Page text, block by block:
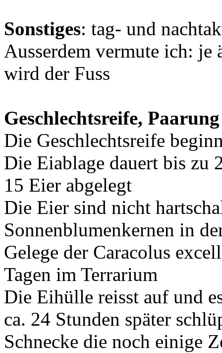
Sonstiges: tag- und
Ausserdem vermute ich: je
wird der Fuss
Geschlechtsreife,
Die Geschlechtsreife
Die Eiablage dauert bis zu
15 Eier abgelegt
Die Eier sind nicht
Sonnenblumenkernen in
Gelege der Caracolus
Tagen im Terrarium
Die Eihülle reisst auf und
ca. 24 Stunden später
Schnecke die noch einige